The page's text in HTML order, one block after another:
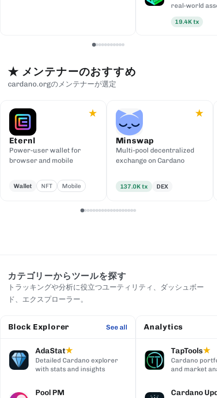
real-world
19.4K tx
★ メンテナーのおすすめ
cardano.orgのメンテナーが選定
★
Eternl
Power-user wallet for
browser and mobile
Wallet NFT Mobile
★
Minswap
Multi-pool decentralized
exchange on Cardano
137.0K tx DEX
カテゴリーからツールを探す
トラッキングや分析に役立つユーティリティ、ダッシュボー
ド、エクスプローラー。
Block Explorer See all
AdaStat★
Detailed Cardano explorer
with stats and insights
Pool PM
Analytics
TapTools★
Cardano
and market
Cardano